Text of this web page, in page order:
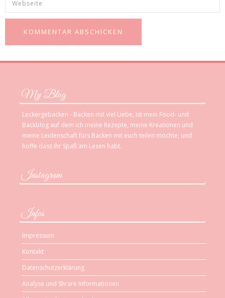
My Blog
Leckergebacken - Backen mit viel Liebe, ist mein Food- und
Backblog auf dem ich meine Rezepte, meine Kreationen und
meine Leidenschaft fürs Backen mit euch teilen möchte, und
hoffe dass ihr Spaß am Lesen habt.
Instagram
Infos
Impressum
Kontakt
Datenschutzerklärung
Analyse und Shrare Informationen